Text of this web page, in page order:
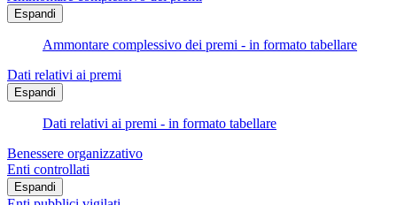
Espandi
Ammontare complessivo dei premi - in formato tabellare
Dati relativi ai premi
Espandi
Dati relativi ai premi - in formato tabellare
Benessere organizzativo
Enti controllati
Espandi